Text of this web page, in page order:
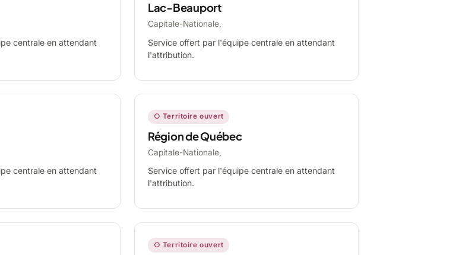
centrale en attendant
Lac-Beauport
Capitale-Nationale,
Service offert par l'équipe centrale en attendant
l'attribution.
centrale en attendant
○ Territoire ouvert
Région de Québec
Capitale-Nationale,
Service offert par l'équipe centrale en attendant
l'attribution.
○ Territoire ouvert